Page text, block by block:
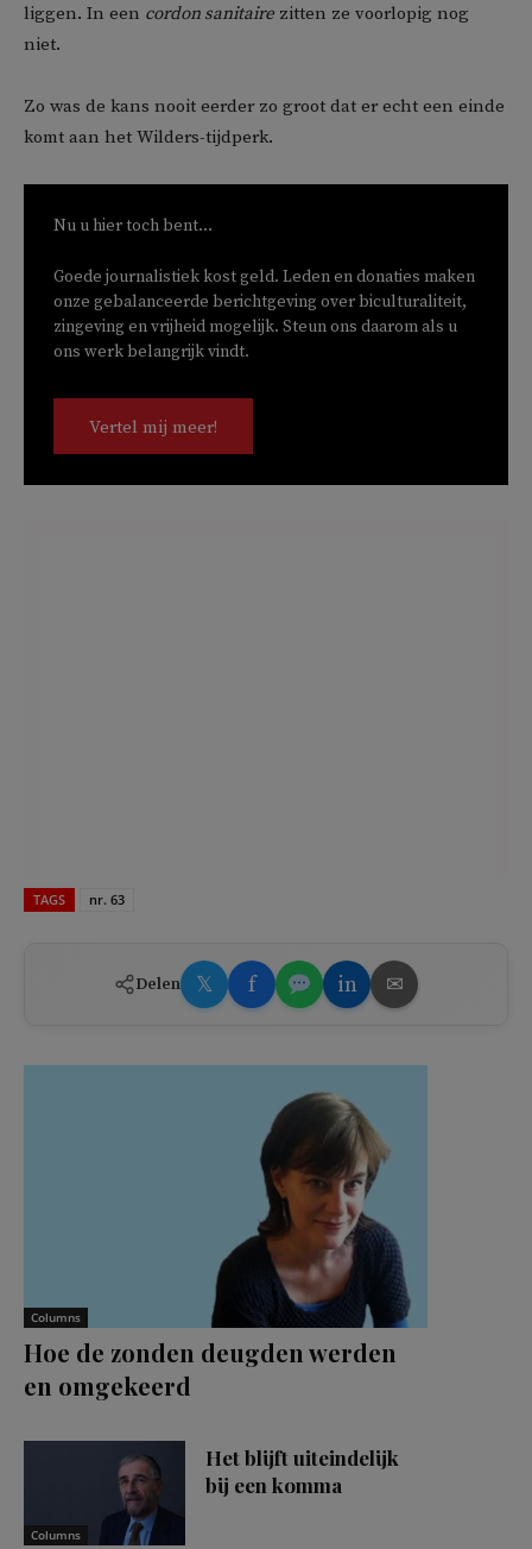
liggen. In een cordon sanitaire zitten ze voorlopig nog
niet.
Zo was de kans nooit eerder zo groot dat er echt een einde
komt aan het Wilders-tijdperk.
Nu u hier toch bent...
Goede journalistiek kost geld. Leden en donaties maken
onze gebalanceerde berichtgeving over biculturaliteit,
zingeving en vrijheid mogelijk. Steun ons daarom als u
ons werk belangrijk vindt.
Vertel mij meer!
TAGS nr. 63
Delen 𝕏 f in ✉
Columns
Hoe de zonden deugden werden
en omgekeerd
Columns
Het blijft uiteindelijk
bij een komma